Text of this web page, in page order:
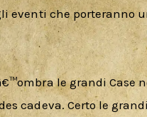
eventi che porteranno
le grandi
cadeva. Certo le